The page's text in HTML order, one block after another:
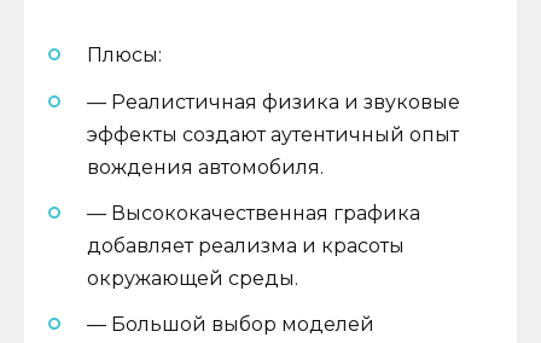
Плюсы:
— Реалистичная физика и звуковые
эффекты создают аутентичный опыт
вождения автомобиля.
— Высококачественная графика
добавляет реализма и красоты
окружающей среды.
— Большой выбор моделей